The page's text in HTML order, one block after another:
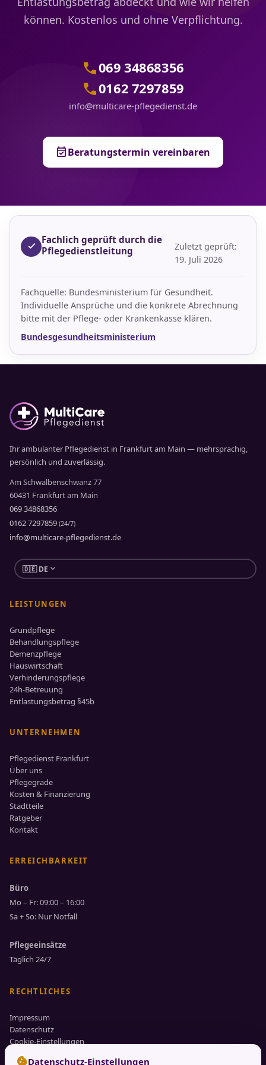
können. Kostenlos und ohne Verpflichtung.
call069 34868356
call0162 7297859
info@multicare-pflegedienst.de
event_availableBeratungstermin vereinbaren
Fachlich geprüft durch die
Pflegedienstleitung
Zuletzt geprüft:
19. Juli 2026
Fachquelle: Bundesministerium für Gesundheit.
Individuelle Ansprüche und die konkrete Abrechnung
bitte mit der Pflege- oder Krankenkasse klären.
Bundesgesundheitsministerium
Ihr ambulanter Pflegedienst in Frankfurt am Main — mehrsprachig,
persönlich und zuverlässig.
Am Schwalbenschwanz 77
60431 Frankfurt am Main
069 34868356
0162 7297859 (24/7)
info@multicare-pflegedienst.de
🇩🇪 DE expand_more
LEISTUNGEN
Grundpflege
Behandlungspflege
Demenzpflege
Hauswirtschaft
Verhinderungspflege
24h-Betreuung
Entlastungsbetrag §45b
UNTERNEHMEN
Pflegedienst Frankfurt
Über uns
Pflegegrade
Kosten & Finanzierung
Stadtteile
Ratgeber
Kontakt
ERREICHBARKEIT
Büro
Mo – Fr: 09:00 – 16:00
Sa + So: Nur Notfall
Pflegeeinsätze
Täglich 24/7
RECHTLICHES
Impressum
Datenschutz
Cookie-Einstellungen
cookieDatenschutz-Einstellungen